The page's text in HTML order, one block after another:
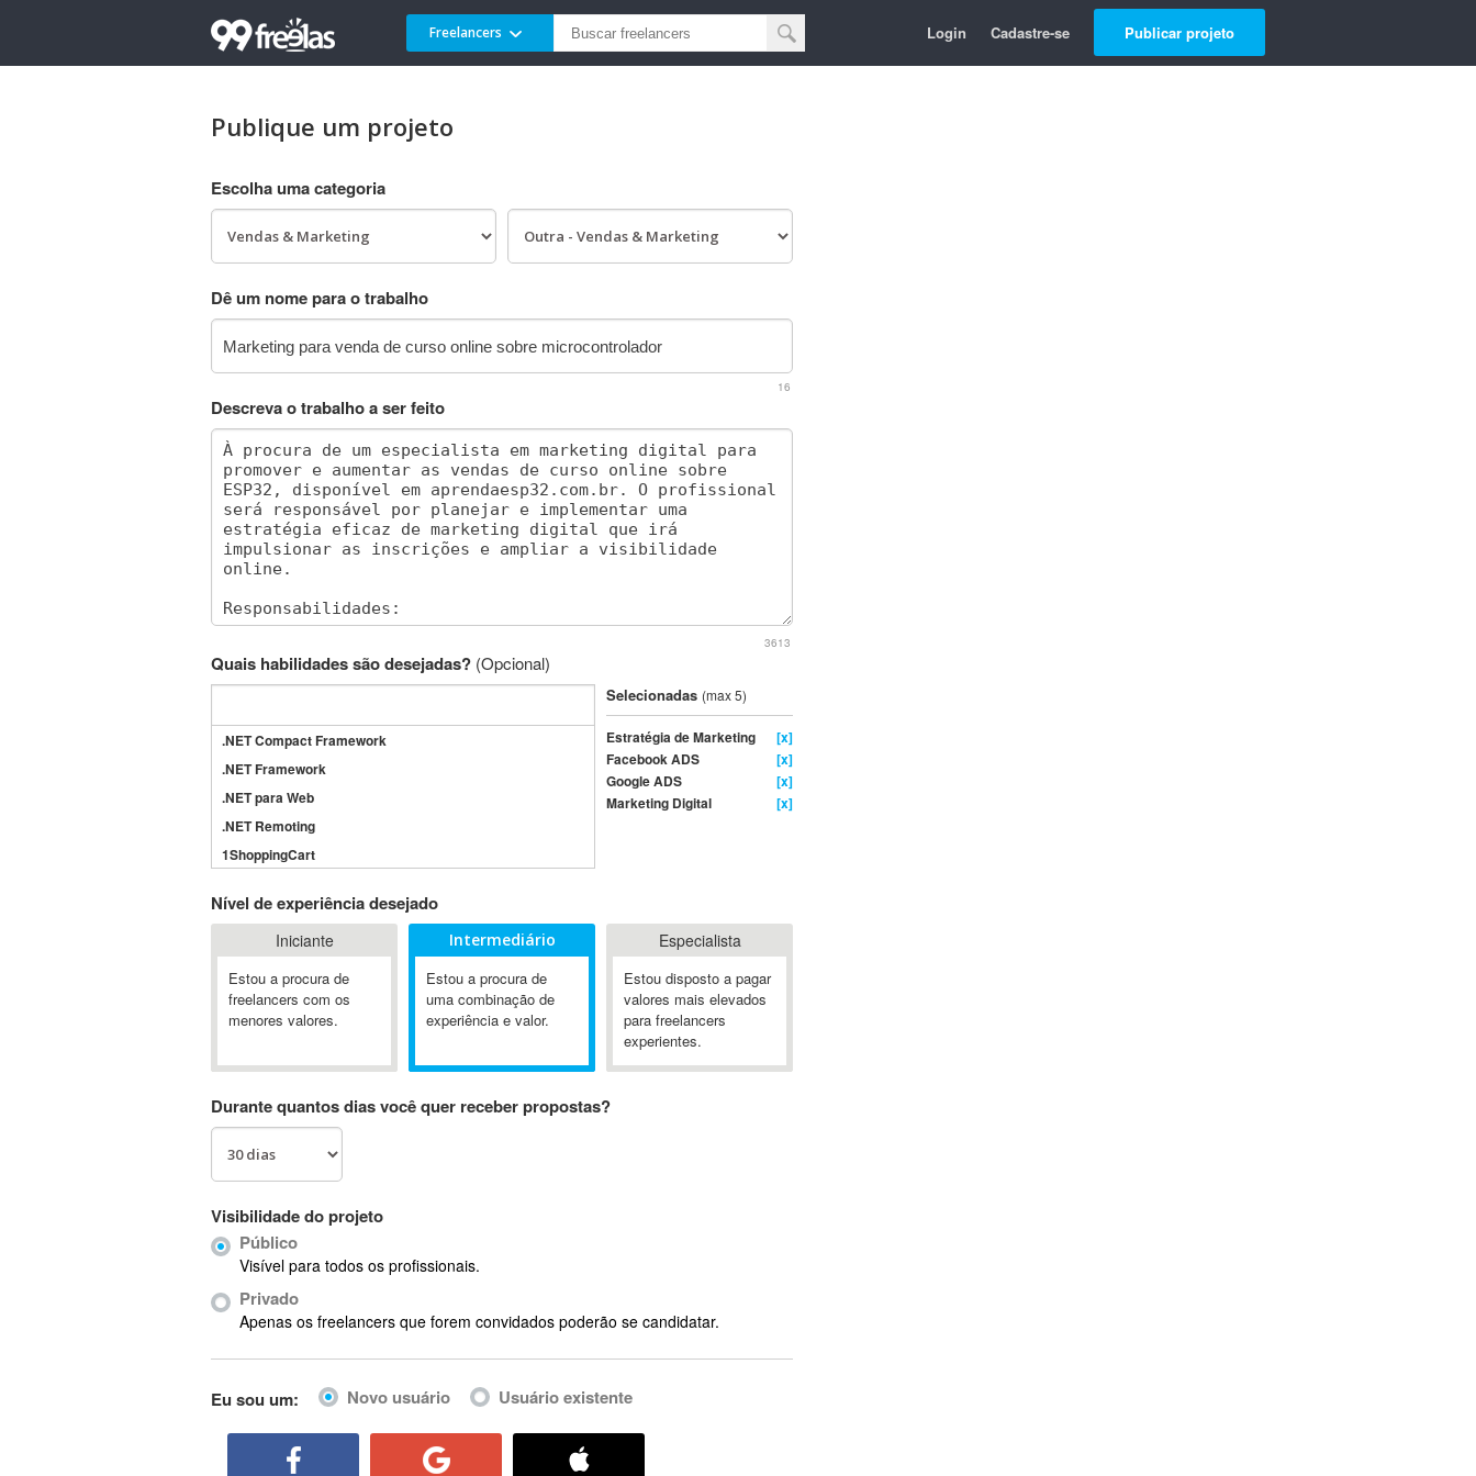
Freelancers Login Cadastre-se Publicar projeto
Publique um projeto
Escolha uma categoria
Dê um nome para o trabalho
16
Descreva o trabalho a ser feito
3613
Quais habilidades são desejadas? (Opcional)
.NET Compact Framework
.NET Framework
.NET para Web
.NET Remoting
1ShoppingCart
3GSM
4D Dimension
802.11
A&P
A-GPS
Ab Initio
ABIS
AbleCommerce
Ableton Live
Abstract Window Toolkit (AWT)
Selecionadas (max 5)
Estratégia de Marketing
[x]
Facebook ADS
[x]
Google ADS
[x]
Marketing Digital
[x]
Nível de experiência desejado
Iniciante
Estou a procura de
freelancers com os
menores valores.
Intermediário
Estou a procura de
uma combinação de
experiência e valor.
Especialista
Estou disposto a pagar
valores mais elevados
para freelancers
experientes.
Durante quantos dias você quer receber propostas?
Visibilidade do projeto
Público
Visível para todos os profissionais.
Privado
Apenas os freelancers que forem convidados poderão se candidatar.
Eu sou um: Novo usuário Usuário existente